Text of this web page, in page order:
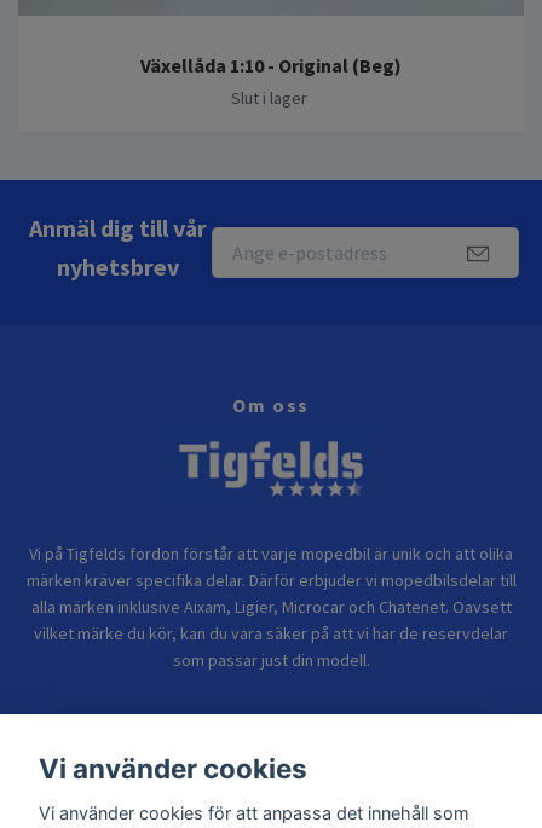
Växellåda 1:10 - Original (Beg)
Slut i lager
Anmäl dig till vår
nyhetsbrev
Om oss
Vi på Tigfelds fordon förstår att varje mopedbil är unik och att olika
märken kräver specifika delar. Därför erbjuder vi mopedbilsdelar till
alla märken inklusive Aixam, Ligier, Microcar och Chatenet. Oavsett
vilket märke du kör, kan du vara säker på att vi har de reservdelar
som passar just din modell.
Sidor
Vi använder cookies
Vi använder cookies för att anpassa det innehåll som